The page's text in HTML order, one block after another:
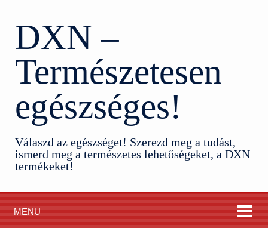
DXN –
Természetesen
egészséges!
Válaszd az egészséget! Szerezd meg a tudást,
ismerd meg a természetes lehetőségeket, a DXN
termékeket!
MENU